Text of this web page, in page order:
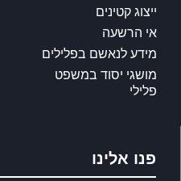
ייצוג קטינים
אי הרשעה
מידע לנאשם בפלילים
מושגי יסוד במשפט
פלילי
פנו אלינו